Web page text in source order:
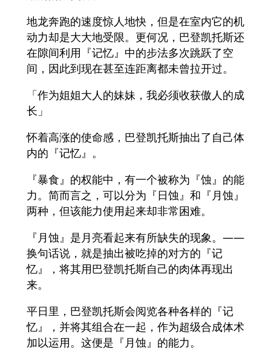
地龙奔跑的速度惊人地快，但是在室内它的机
动力却是大大地受限。更何况，巴登凯托斯还
在隙间利用『记忆』中的步法多次跳跃了空
间，因此到现在甚至连距离都未曾拉开过。
「作为姐姐大人的妹妹，我必须收获傲人的成
长」
怀着高涨的使命感，巴登凯托斯抽出了自己体
内的『记忆』。
『暴食』的权能中，有一个被称为『蚀』的能
力。简而言之，可以分为『日蚀』和『月蚀』
两种，但该能力使用起来却非常困难。
『月蚀』是月亮看起来有所缺失的现象。——
换句话说，就是抽出被吃掉的对方的『记
忆』，将其用巴登凯托斯自己的肉体再现出
来。
平日里，巴登凯托斯会阅览各种各样的『记
忆』，并将其组合在一起，作为超级合成体术
加以运用。这便是『月蚀』的能力。